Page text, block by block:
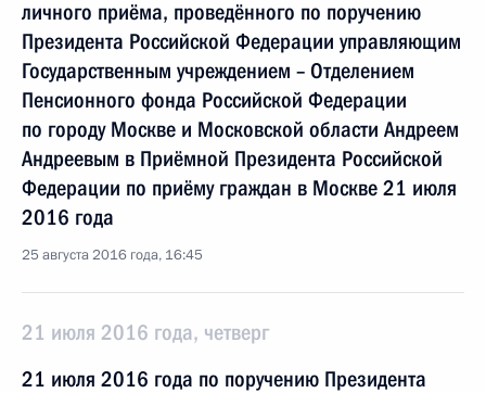
личного приёма, проведённого по поручению
Президента Российской Федерации управляющим
Государственным учреждением – Отделением
Пенсионного фонда Российской Федерации
по городу Москве и Московской области Андреем
Андреевым в Приёмной Президента Российской
Федерации по приёму граждан в Москве 21 июля
2016 года
25 августа 2016 года, 16:45
21 июля 2016 года, четверг
21 июля 2016 года по поручению Президента